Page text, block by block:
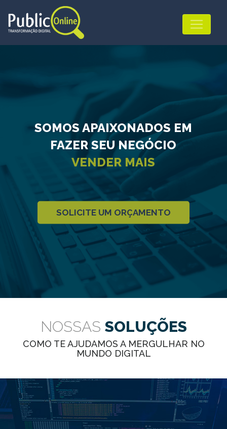
SOMOS APAIXONADOS EM
FAZER SEU NEGÓCIO
VENDER MAIS
SOLICITE UM ORÇAMENTO
NOSSAS SOLUÇÕES
COMO TE AJUDAMOS A MERGULHAR NO
MUNDO DIGITAL